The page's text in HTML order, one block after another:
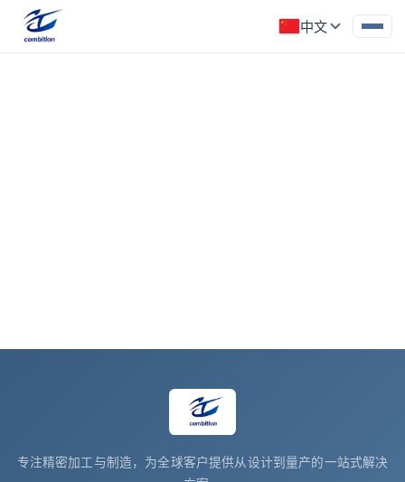
中文
提交询价
专注精密加工与制造，为全球客户提供从设计到量产的一站式解决